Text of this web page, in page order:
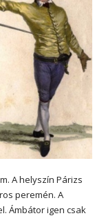
A helyszín Párizs
peremén. A
Ámbátor igen csak